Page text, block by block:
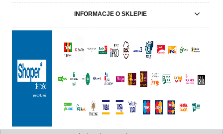
INFORMACJE O SKLEPIE